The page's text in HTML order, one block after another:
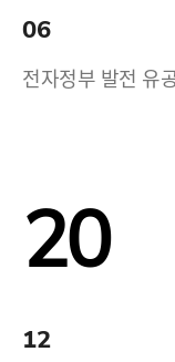
06
전자정부 발전 유
20
12